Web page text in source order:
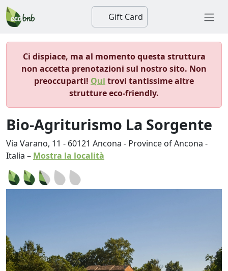
Gift Card
Ci dispiace, ma al momento questa struttura
non accetta prenotazioni sul nostro sito. Non
preoccuparti! Qui trovi tantissime altre
strutture eco-friendly.
Bio-Agriturismo La Sorgente
Via Varano, 11 - 60121 Ancona - Province of Ancona -
Italia – Mostra la località